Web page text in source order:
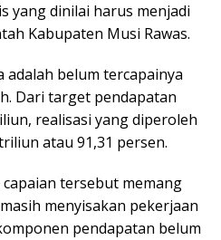
yang dinilai harus menjadi
Kabupaten Musi Rawas.
belum tercapainya
Dari target pendapatan
realisasi yang diperoleh
atau 91,31 persen.
tersebut memang
menyisakan pekerjaan
pendapatan belum